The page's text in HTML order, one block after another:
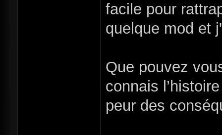
facile pour
quelque mod et
Que pouvez
connais
peur des